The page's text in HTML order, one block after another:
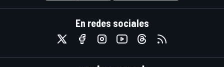
En redes sociales